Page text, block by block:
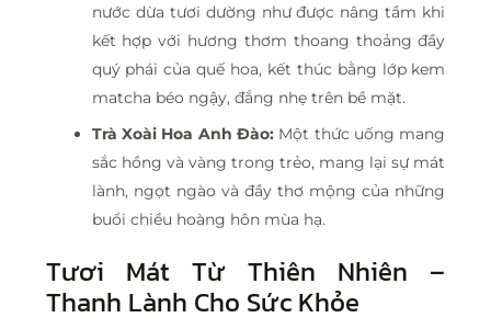
nước dừa tươi dường như được nâng tầm khi
kết hợp với hương thơm thoang thoảng đầy
quý phái của quế hoa, kết thúc bằng lớp kem
matcha béo ngậy, đắng nhẹ trên bề mặt.
Trà Xoài Hoa Anh Đào: Một thức uống mang
sắc hồng và vàng trong trẻo, mang lại sự mát
lành, ngọt ngào và đầy thơ mộng của những
buổi chiều hoàng hôn mùa hạ.
Tươi Mát Từ Thiên Nhiên –
Thanh Lành Cho Sức Khỏe